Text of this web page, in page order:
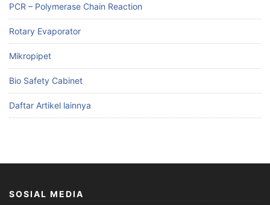
PCR – Polymerase Chain Reaction
Rotary Evaporator
Mikropipet
Bio Safety Cabinet
Daftar Artikel lainnya
SOSIAL MEDIA